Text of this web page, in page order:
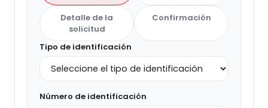
Detalle de la
solicitud
Confirmación
Tipo de identificación
Número de identificación